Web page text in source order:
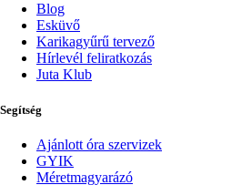
Blog
Esküvő
Karikagyűrű tervező
Hírlevél feliratkozás
Juta Klub
Segítség
Ajánlott óra szervizek
GYIK
Méretmagyarázó